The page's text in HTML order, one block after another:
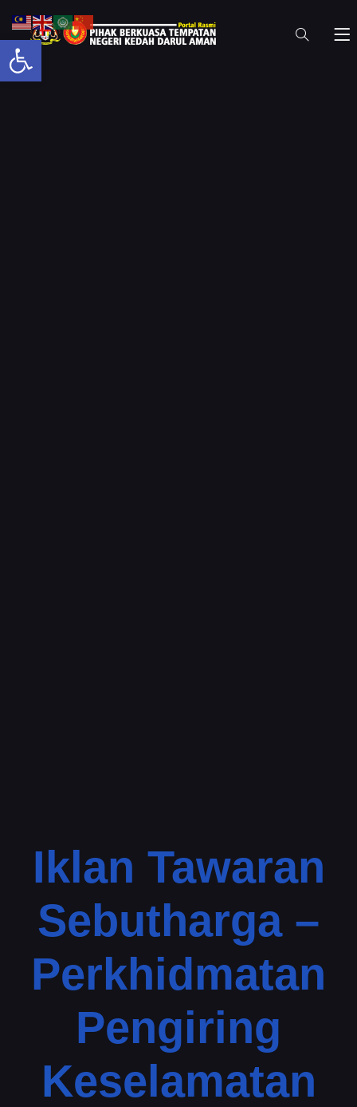
Open toolbar
Iklan Tawaran
Sebutharga –
Perkhidmatan
Pengiring
Keselamatan